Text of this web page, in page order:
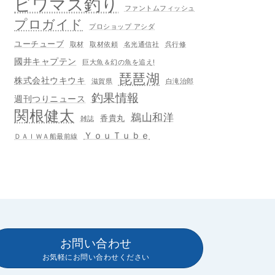
ビワマス釣り ファントムフィッシュ
プロガイド プロショップ アシダ
ユーチューブ 取材 取材依頼 名光通信社 呉行修
國井キャプテン 巨大魚＆幻の魚を追え!
株式会社ウキウキ 滋賀県 琵琶湖 白滝治郎
週刊つりニュース 釣果情報
関根健太 雑誌 香貴丸 鵜山和洋
ＤＡＩＷＡ船最前線 ＹｏｕＴｕｂｅ
お問い合わせ
お気軽にお問い合わせください